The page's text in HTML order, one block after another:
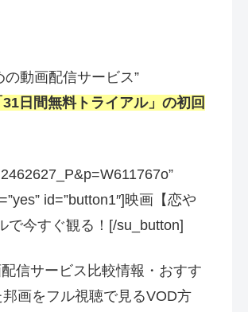
動画配信サービス”
31日間無料トライアル」の初回
id=”button1″]映画【恋や
で今すぐ観る！[/su_button]
信サービス比較情報・おすす
画をフル視聴で見るVOD方